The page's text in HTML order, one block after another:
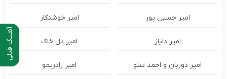
آهنـگ قبلی
امیر حسین پور امیر خوشنگار
امیر دایاز امیر دل خاک
امیر دوربان و احمد سلو امیر رادریمو